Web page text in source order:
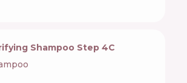
Shampoo Step 4C